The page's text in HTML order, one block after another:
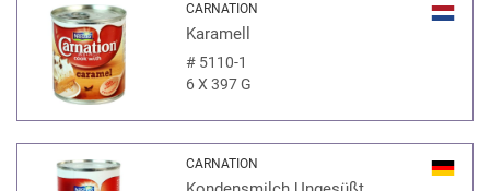
CARNATION
Karamell
#5110-1
6 X 397 G
CARNATION